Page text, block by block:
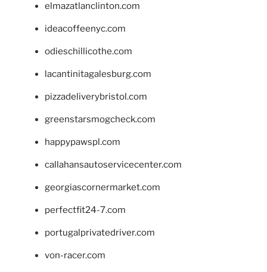
elmazatlanclinton.com
ideacoffeenyc.com
odieschillicothe.com
lacantinitagalesburg.com
pizzadeliverybristol.com
greenstarsmogcheck.com
happypawspl.com
callahansautoservicecenter.com
georgiascornermarket.com
perfectfit24-7.com
portugalprivatedriver.com
von-racer.com